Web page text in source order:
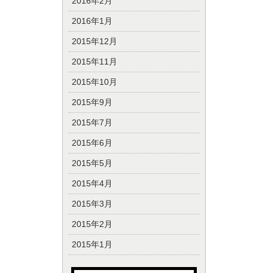
2016年1月
2015年12月
2015年11月
2015年10月
2015年9月
2015年7月
2015年6月
2015年5月
2015年4月
2015年3月
2015年2月
2015年1月